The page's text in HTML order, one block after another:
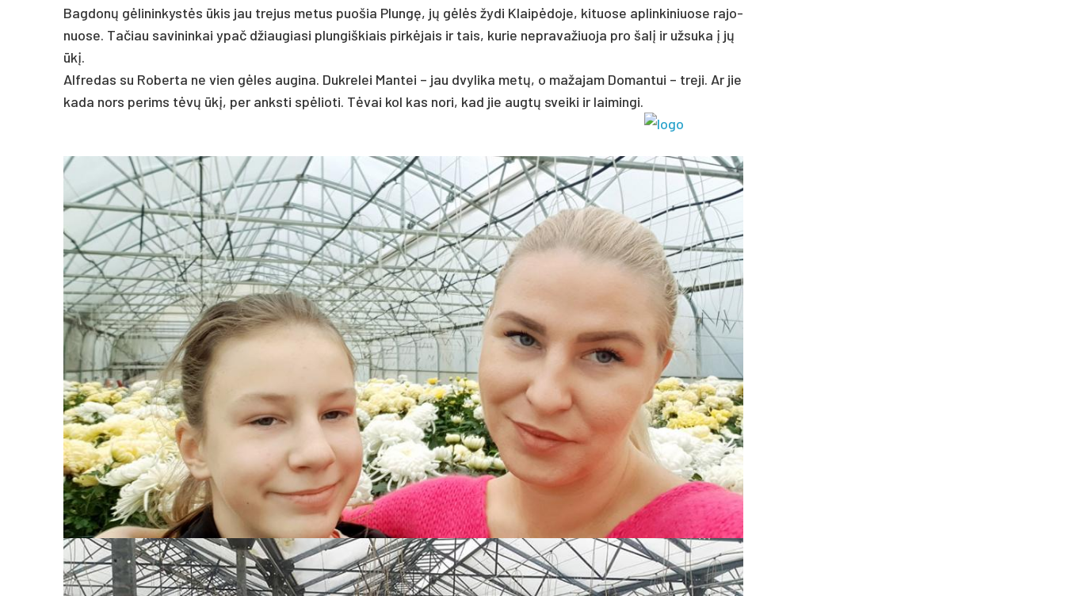
Bag­donų gėli­nin­kystės ūkis jau tre­jus me­tus puo­šia Plungę, jų gėlės žy­di Klaipė­do­je, ki­tuo­se ap­lin­ki­niuo­se ra­jo­
nuo­se. Ta­čiau sa­vi­nin­kai ypač džiau­gia­si plun­giš­kiais pirkė­jais ir tais, ku­rie ne­pra­va­žiuo­ja pro šalį ir už­su­ka į jų
ūkį.
Alf­re­das su Ro­ber­ta ne vien gėles au­gi­na. Duk­re­lei Man­tei – jau dvy­li­ka metų, o ma­ža­jam Do­man­tui – tre­ji. Ar jie
ka­da nors pe­rims tėvų ūkį, per anks­ti spėlio­ti. Tėvai kol kas no­ri, kad jie augtų svei­ki ir lai­min­gi.